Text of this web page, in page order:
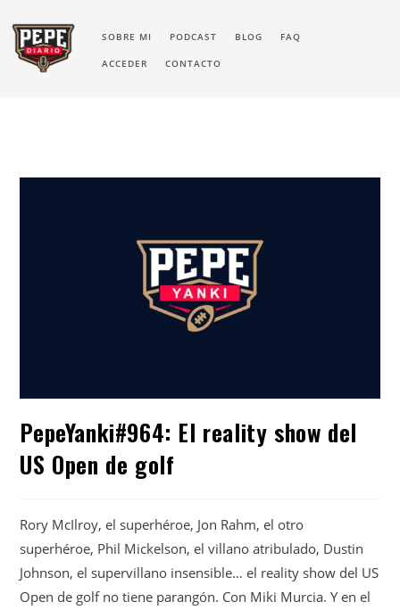
SOBRE MI PODCAST BLOG FAQ
ACCEDER CONTACTO
PepeYanki#964: El reality show del
US Open de golf
Rory McIlroy, el superhéroe, Jon Rahm, el otro
superhéroe, Phil Mickelson, el villano atribulado, Dustin
Johnson, el supervillano insensible… el reality show del US
Open de golf no tiene parangón. Con Miki Murcia. Y en el